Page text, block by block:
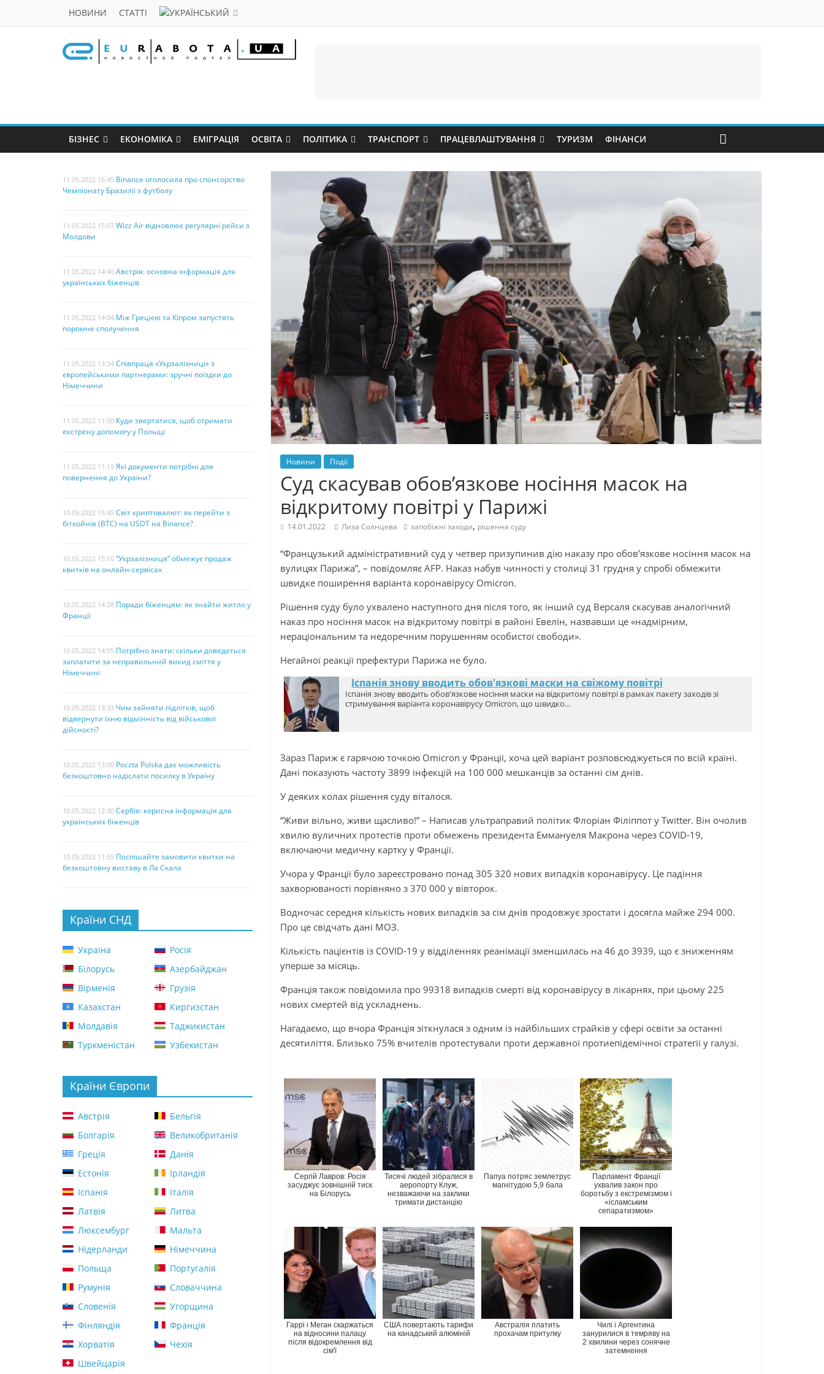
НОВИНИ СТАТТІ
БІЗНЕС ЕКОНОМІКА ЕМІГРАЦІЯ ОСВІТА ПОЛІТИКА ТРАНСПОРТ ПРАЦЕВЛАШТУВАННЯ ТУРИЗМ ФІНАНСИ
Новини Події
Суд скасував обов’язкове носіння масок на
відкритому повітрі у Парижі
14.01.2022 Лиза Солнцева запобіжні заходи, рішення суду
“Французький адміністративний суд у четвер призупинив дію наказу про обов’язкове носіння масок на
вулицях Парижа”, – повідомляє AFP. Наказ набув чинності у столиці 31 грудня у спробі обмежити
швидке поширення варіанта коронавірусу Omicron.
Рішення суду було ухвалено наступного дня після того, як інший суд Версаля скасував аналогічний
наказ про носіння масок на відкритому повітрі в районі Евелін, назвавши це «надмірним,
нераціональним та недоречним порушенням особистої свободи».
Негайної реакції префектури Парижа не було.
Іспанія знову вводить обов'язкові маски на свіжому повітрі
Іспанія знову вводить обов'язкове носіння маски на відкритому повітрі в рамках пакету заходів зі
стримування варіанта коронавірусу Omicron, що швидко…
Зараз Париж є гарячою точкою Omicron у Франції, хоча цей варіант розповсюджується по всій країні.
Дані показують частоту 3899 інфекцій на 100 000 мешканців за останні сім днів.
У деяких колах рішення суду віталося.
“Живи вільно, живи щасливо!” – Написав ультраправий політик Флоріан Філіппот у Twitter. Він очолив
хвилю вуличних протестів проти обмежень президента Еммануеля Макрона через COVID-19,
включаючи медичну картку у Франції.
Учора у Франції було зареєстровано понад 305 320 нових випадків коронавірусу. Це падіння
захворюваності порівняно з 370 000 у вівторок.
Водночас середня кількість нових випадків за сім днів продовжує зростати і досягла майже 294 000.
Про це свідчать дані МОЗ.
Кількість пацієнтів із COVID-19 у відділеннях реанімації зменшилась на 46 до 3939, що є зниженням
уперше за місяць.
Франція також повідомила про 99318 випадків смерті від коронавірусу в лікарнях, при цьому 225
нових смертей від ускладнень.
Нагадаємо, що вчора Франція зіткнулася з одним із найбільших страйків у сфері освіти за останні
десятиліття. Близько 75% вчителів протестували проти державної протиепідемічної стратегії у галузі.
Сергій Лавров: Росія
засуджує зовнішній тиск
на Білорусь
Тисячі людей зібралися в
аеропорту Клуж,
незважаючи на заклики
тримати дистанцію
Папуа потряс землетрус
магнітудою 5,9 бала
Парламент Франції
ухвалив закон про
боротьбу з екстремізмом і
«ісламським
сепаратизмом»
Гаррі і Меган скаржаться
на відносини палацу
після відокремлення від
сім'ї
США повертають тарифи
на канадський алюміній
Австралія платить
прохачам притулку
Чилі і Аргентина
занурилися в темряву на
2 хвилини через сонячне
затемнення
11.05.2022 15:45 Binance оголосила про спонсорство
Чемпіонату Бразилії з футболу
11.05.2022 15:07 Wizz Air відновлює регулярні рейси з
Молдови
11.05.2022 14:40 Австрія: основна інформація для
українських біженців
11.05.2022 14:04 Між Грецією та Кіпром запустять
поромне сполучення
11.05.2022 13:34 Співпраця «Укрзалізниці» з
європейськими партнерами: зручні поїздки до
Німеччини
11.05.2022 11:50 Куди звертатися, щоб отримати
екстрену допомогу у Польщі
11.05.2022 11:19 Які документи потрібні для
повернення до України?
10.05.2022 15:45 Світ криптовалют: як перейти з
біткойнів (BTC) на USDT на Binance?
10.05.2022 15:10 “Укрзалізниця” обмежує продаж
квитків на онлайн-сервісах
10.05.2022 14:38 Поради біженцям: як знайти житло у
Франції
10.05.2022 14:05 Потрібно знати: скільки доведеться
заплатити за неправильний викид сміття у
Німеччині
10.05.2022 13:33 Чим зайняти підлітків, щоб
відвернути їхню відмінність від військової
дійсності?
10.05.2022 13:00 Poczta Polska дає можливість
безкоштовно надіслати посилку в Україну
10.05.2022 12:30 Сербія: корисна інформація для
українських біженців
10.05.2022 11:55 Поспішайте замовити квитки на
безкоштовну виставу в Ла Скала
Країни СНД
Україна
Росія
Білорусь
Азербайджан
Вірменія
Грузія
Казахстан
Киргизстан
Молдавія
Таджикистан
Туркменістан
Узбекистан
Країни Європи
Австрія
Бельгія
Болгарія
Великобританія
Греція
Данія
Естонія
Ірландія
Іспанія
Італія
Латвія
Литва
Люксембург
Мальта
Нідерланди
Німеччина
Польща
Португалія
Румунія
Словаччина
Словенія
Угорщина
Фінляндія
Франція
Хорватія
Чехія
Швейцарія